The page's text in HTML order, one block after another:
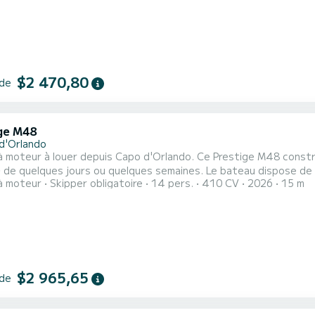
$2 470,80
M48
moteur à louer depuis Capo d'Orlando. Ce Prestige M48
ou quelques semaines. Le bateau dispose de 3 cabines tout confort et une capacité d'embarcation
Avec une longueur totale de 15 mètres, il sera votre
moteur Skipper obligatoire 14 pers. 410 CV 2026 15 m
$2 965,65